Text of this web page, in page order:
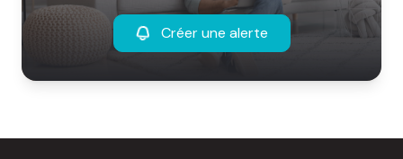
Créer une alerte